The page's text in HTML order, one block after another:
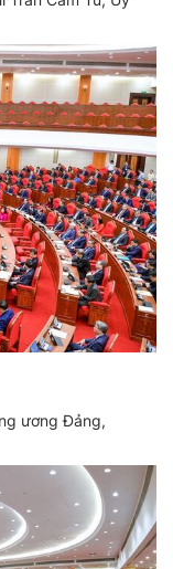
ương Đảng,